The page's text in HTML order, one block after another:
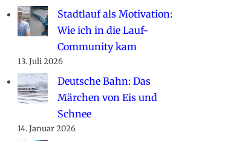
Stadtlauf als Motivation:
Wie ich in die Lauf-
Community kam
13. Juli 2026
Deutsche Bahn: Das
Märchen von Eis und
Schnee
14. Januar 2026